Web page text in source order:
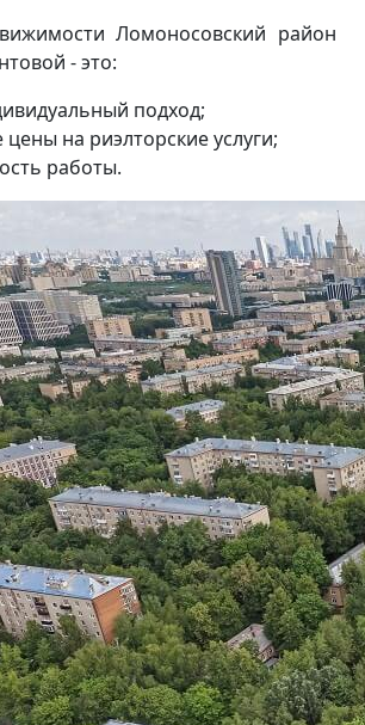
Ломоносовский район
- это:
подход;
на риэлторские услуги;
работы.